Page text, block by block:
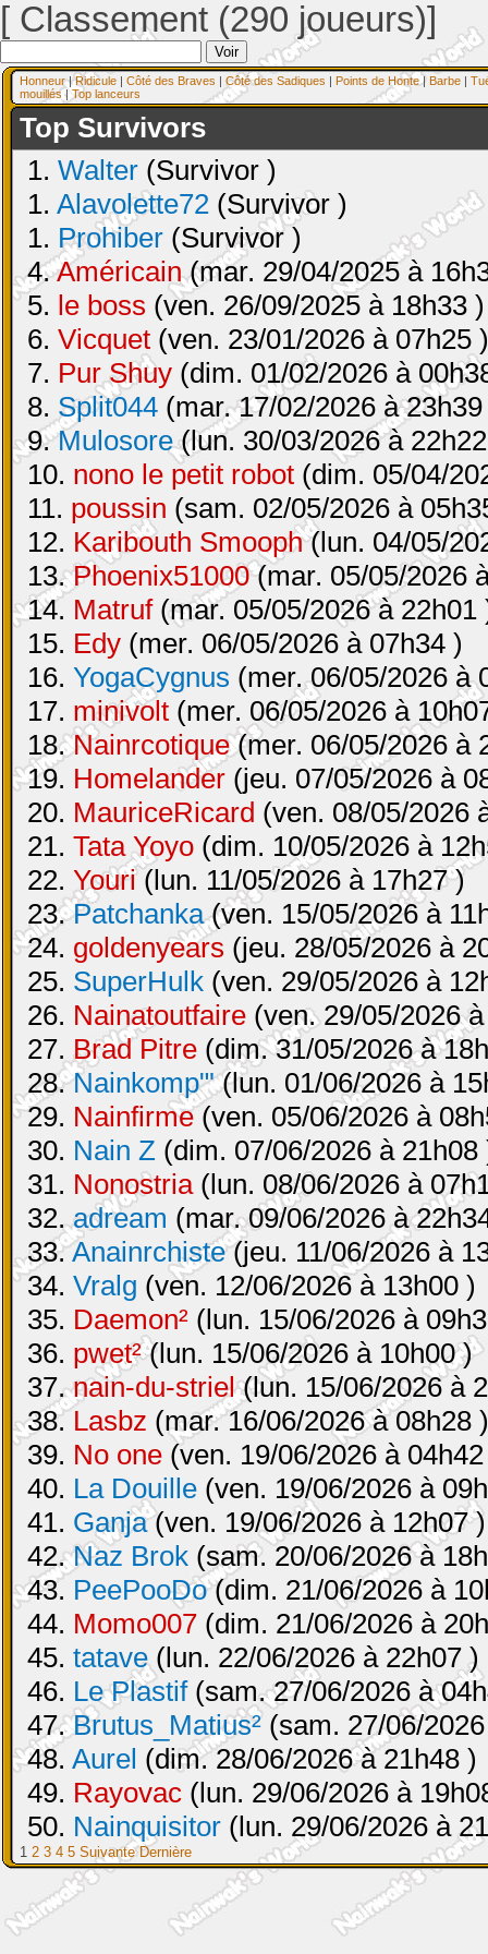
[ Classement (290 joueurs)]
Honneur|Ridicule | Côté des Braves | Côté des Sadiques | Points de Honte| Barbe |
mouillés| Top lanceurs
Top Survivors
1. Walter (Survivor )
1. Alavolette72 (Survivor )
1. Prohiber (Survivor )
4.Américain(mar. 29/04/2025 à
5. le boss (ven. 26/09/2025 à 18h33 )
6. Vicquet (ven. 23/01/2026 à 07h25 )
7. Pur Shuy (dim. 01/02/2026 à
8. Split044 (mar. 17/02/2026 à
9.Mulosore(lun. 30/03/2026 à
10. nono le petit robot (dim. 05/04/
11. poussin (sam. 02/05/2026 à
12. Karibouth Smooph(lun. 04/05/
13.Phoenix51000(mar. 05/05/2026
14. Matruf(mar. 05/05/2026 à 22h01
15. Edy (mer. 06/05/2026 à 07h34 )
16. YogaCygnus (mer. 06/05/2026 à
17. minivolt (mer. 06/05/2026 à
18.Nainrcotique(mer. 06/05/2026 à
19. Homelander (jeu. 07/05/2026 à
20. MauriceRicard (ven. 08/05/2026
21. Tata Yoyo (dim. 10/05/2026 à
22. Youri(lun. 11/05/2026 à 17h27 )
23.Patchanka(ven. 15/05/2026 à
24. goldenyears (jeu. 28/05/2026 à
25. SuperHulk (ven. 29/05/2026 à
26. Nainatoutfaire (ven. 29/05/2026
27. Brad Pitre (dim. 31/05/2026 à
28.Nainkomp"'(lun. 01/06/2026 à
29. Nainfirme(ven. 05/06/2026 à
30. Nain Z (dim. 07/06/2026 à 21h08
31. Nonostria(lun. 08/06/2026 à
32.adream (mar. 09/06/2026 à
33.Anainrchiste(jeu. 11/06/2026 à
34. Vralg (ven. 12/06/2026 à 13h00 )
35. Daemon² (lun. 15/06/2026 à
36. pwet²(lun. 15/06/2026 à 10h00 )
37.nain-du-striel(lun. 15/06/2026 à
38. Lasbz (mar. 16/06/2026 à 08h28 )
39. No one (ven. 19/06/2026 à
40. La Douille (ven. 19/06/2026 à
41. Ganja(ven. 19/06/2026 à 12h07 )
42.Naz Brok (sam. 20/06/2026 à
43. PeePooDo(dim. 21/06/2026 à
44. Momo007 (dim. 21/06/2026 à
45. tatave(lun. 22/06/2026 à 22h07 )
46. Le Plastif(sam. 27/06/2026 à
47.Brutus_Matius²(sam. 27/06/
48. Aurel (dim. 28/06/2026 à 21h48 )
49. Rayovac (lun. 29/06/2026 à
50. Nainquisitor (lun. 29/06/2026 à
1 2 3 4 5 Suivante Dernière